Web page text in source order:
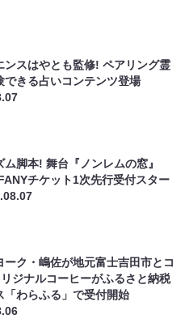
ンスはやとも監修! ペアリング霊
できる占いコンテンツ登場
ム脚本! 舞台『ノンレムの窓』
チケット1次先行受付スター
ーク・嶋佐が地元富士吉田市とコ
ジナルコーヒーがふるさと納税
「わらふる」で受付開始